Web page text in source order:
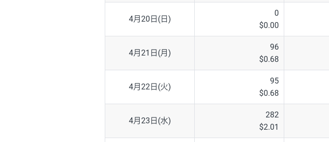
4月20日(日)
0
$0.00
4月21日(月)
96
$0.68
4月22日(火)
95
$0.68
4月23日(水)
282
$2.01